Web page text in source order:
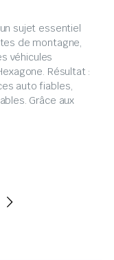
sujet essentiel
de montagne,
véhicules
Résultat :
auto fiables,
Grâce aux